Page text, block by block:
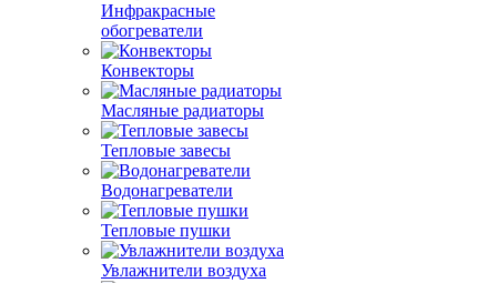
Инфракрасные
обогреватели
Конвекторы
Масляные радиаторы
Тепловые завесы
Водонагреватели
Тепловые пушки
Увлажнители воздуха